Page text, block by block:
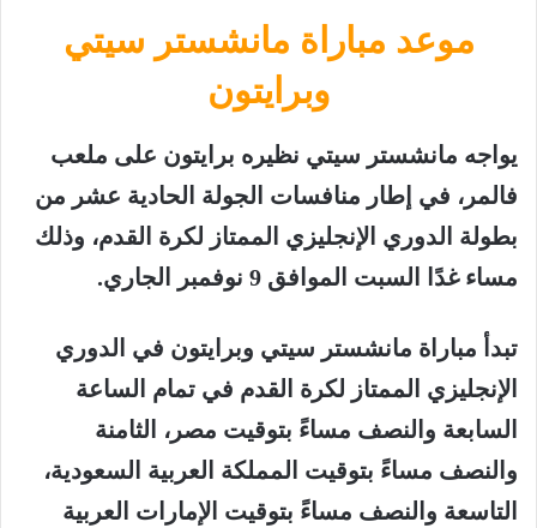
موعد مباراة مانشستر سيتي
وبرايتون
يواجه مانشستر سيتي نظيره برايتون على ملعب
فالمر، في إطار منافسات الجولة الحادية عشر من
بطولة الدوري الإنجليزي الممتاز لكرة القدم، وذلك
مساء غدًا السبت الموافق 9 نوفمبر الجاري.
تبدأ مباراة مانشستر سيتي وبرايتون في الدوري
الإنجليزي الممتاز لكرة القدم في تمام الساعة
السابعة والنصف مساءً بتوقيت مصر، الثامنة
والنصف مساءً بتوقيت المملكة العربية السعودية،
التاسعة والنصف مساءً بتوقيت الإمارات العربية